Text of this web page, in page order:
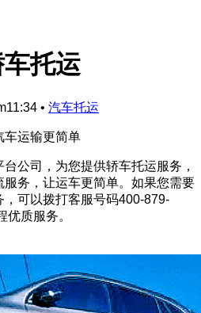
托运
• 汽车托运
车运输更简单
公司，为您提供轿车托运服务，
务，让运车更简单。如果您需要
可以拨打客服号码400-879-
质服务。